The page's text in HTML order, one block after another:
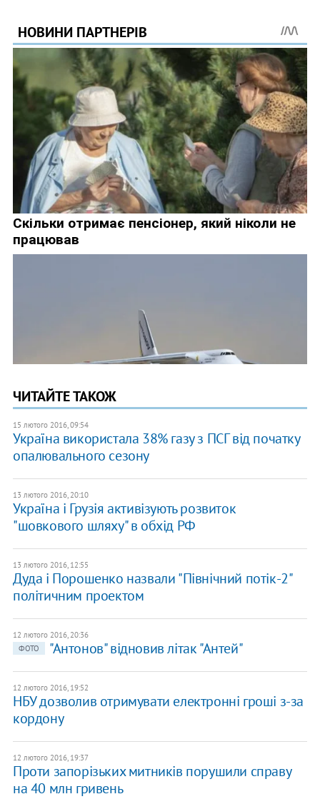
ЧИТАЙТЕ ТАКОЖ
15 лютого 2016, 09:54
Україна використала 38% газу з ПСГ від початку
опалювального сезону
13 лютого 2016, 20:10
Україна і Грузія активізують розвиток
"шовкового шляху" в обхід РФ
13 лютого 2016, 12:55
Дуда і Порошенко назвали "Північний потік-2"
політичним проектом
12 лютого 2016, 20:36
ФОТО
"Антонов" відновив літак "Антей"
12 лютого 2016, 19:52
НБУ дозволив отримувати електронні гроші з-за
кордону
12 лютого 2016, 19:37
Проти запорізьких митників порушили справу
на 40 млн гривень